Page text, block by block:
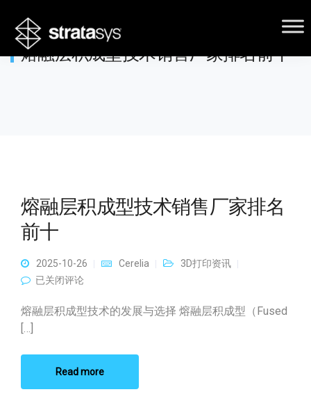
熔融层积成型技术销售厂家排名前十
熔融层积成型技术销售厂家排名
前十
2025-10-26 Cerelia
3D打印资讯
熔融层积成型技术销售厂家排名前十
已关闭评论
熔融层积成型技术的发展与选择 熔融层积成型（Fused
[…]
Read more